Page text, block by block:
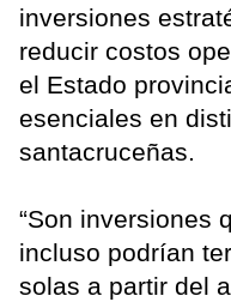
inversiones
reducir costos
el Estado
esenciales en
santacruceñas.
“Son inversiones
incluso podrían
solas a partir del